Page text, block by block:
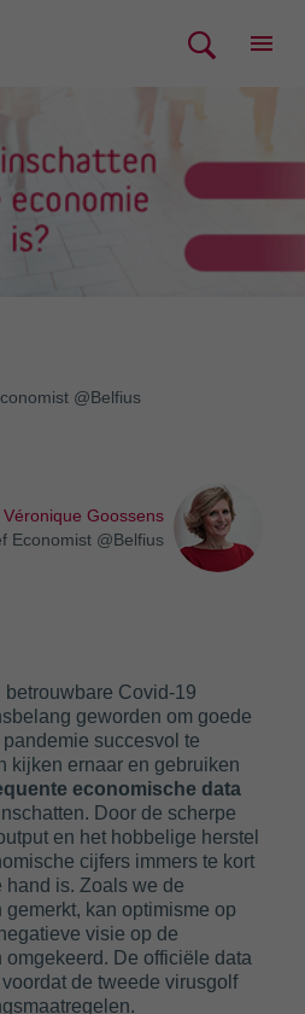
@Belfius
Véronique Goossens
Economist @Belfius
Covid-19
geworden om goede
succesvol te
kijken ernaar en gebruiken
economische data
Door de scherpe
en het hobbelige herstel
cijfers immers te kort
hand is. Zoals we de
kan optimisme op
visie op de
De officiële data
de tweede virusgolf